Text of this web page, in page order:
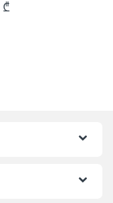
₾